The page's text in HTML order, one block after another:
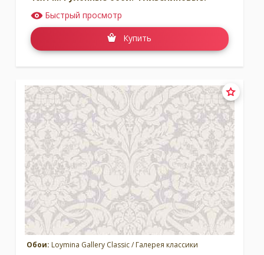
Быстрый просмотр
Купить
Обои: Loymina Gallery Classic / Галерея классики